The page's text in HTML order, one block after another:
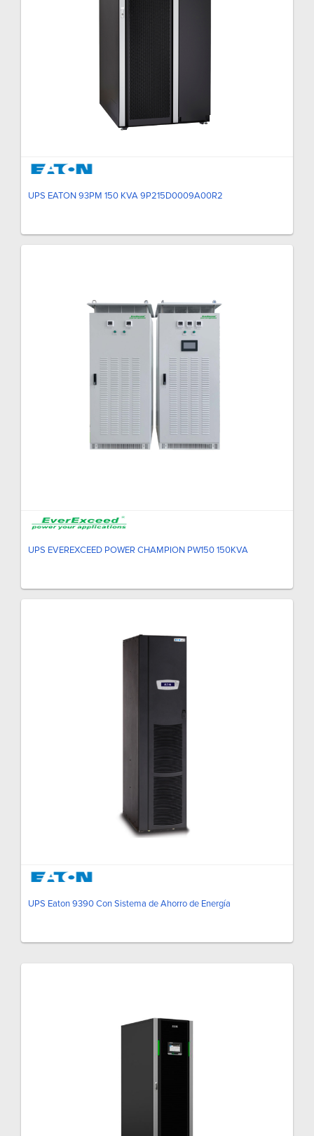
UPS EATON 93PM 150 KVA 9P215D0009A00R2
UPS EVEREXCEED POWER CHAMPION PW150 150KVA
UPS Eaton 9390 Con Sistema de Ahorro de Energía